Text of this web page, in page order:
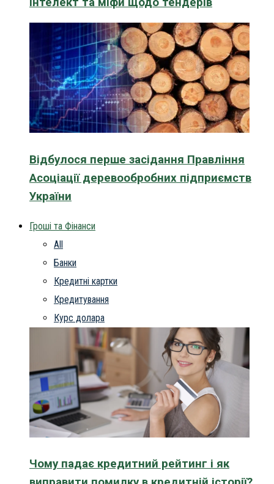
Відбулося перше засідання Правління
Асоціації деревообробних підприємств
України
Гроші та Фінанси
All
Банки
Кредитні картки
Кредитування
Курс долара
Чому падає кредитний рейтинг і як